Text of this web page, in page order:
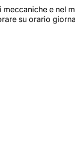
e nel
su orario